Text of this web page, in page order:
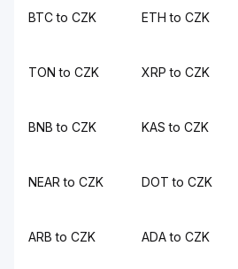
BTC to CZK ETH to CZK
TON to CZK XRP to CZK
BNB to CZK KAS to CZK
NEAR to CZK DOT to CZK
ARB to CZK ADA to CZK